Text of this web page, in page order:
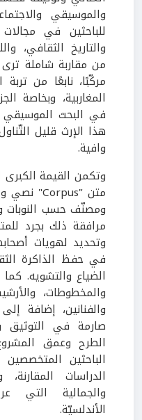
والموسيقي
للباحثين في مجالات
والتاريخ الثقافي،
من مقاربة شاملة
مركّبًا، نابعًا من
المغاربية، وبخاصة
في البحث الموسيقي
هذا الإرث قليل
وافية.
وتكمن القيمة
متن "Corpus" نصي
ومصنّف حسب النوبات
مرافقة ذلك بجرد
وتحديد لهويات
في حفظ الذاكرة
الضياع والتشويه.
والمخطوطات،
والفنانين، إضافة
صارمة في التوثيق
الطرح وعمق
الباحثين
الدراسات
والجمالية التي
الأندلسيّة.